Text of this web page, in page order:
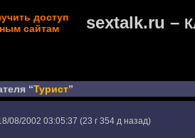
доступ
сайтам
sextalk.ru –
“Турист”
08/2002 03:05:37 (23 г 354 д назад)